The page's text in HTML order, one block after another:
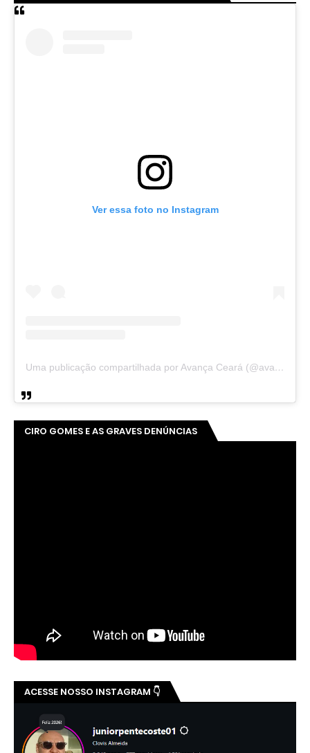
Ver essa foto no Instagram
Uma publicação compartilhada por Avança Ceará (@avancaceara)
CIRO GOMES E AS GRAVES DENÚNCIAS
ACESSE NOSSO INSTAGRAM 👇